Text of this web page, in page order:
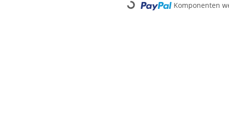
Loading... Komponenten